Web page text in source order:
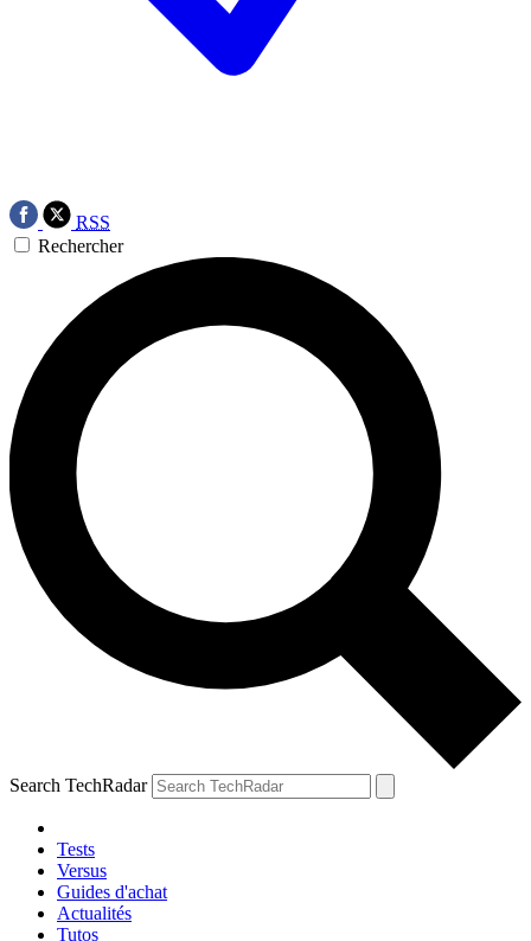
RSS
Rechercher
Search TechRadar
Tests
Versus
Guides d'achat
Actualités
Tutos